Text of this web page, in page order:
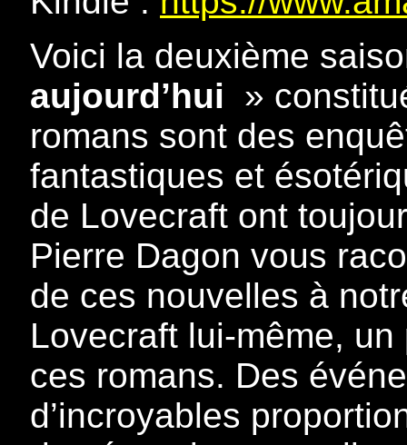
Voici la deuxième
aujourd’hui
»
romans sont des
fantastiques et
de Lovecraft ont
Pierre Dagon vous
de ces nouvelles à
Lovecraft lui-même,
ces romans. Des
d’incroyables